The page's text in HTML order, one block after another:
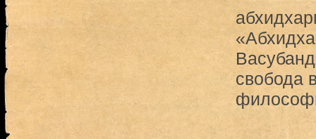
свобода